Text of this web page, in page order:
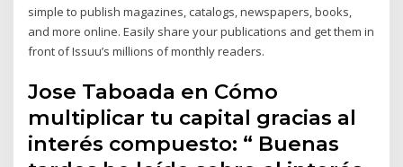
simple to publish magazines, catalogs, newspapers, books,
and more online. Easily share your publications and get them in
front of Issuu’s millions of monthly readers.
Jose Taboada en Cómo
multiplicar tu capital gracias al
interés compuesto: “ Buenas